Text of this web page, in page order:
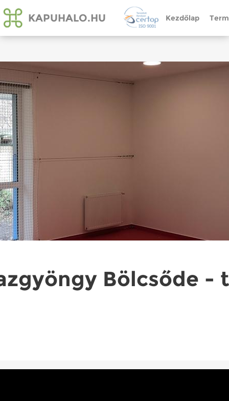
KAPUHALO.HU Kezdőlap
Bölcsőde -